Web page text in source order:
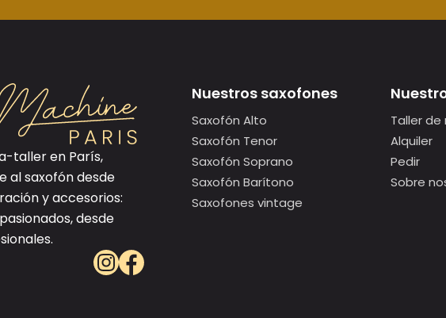
taller en París,
al saxofón desde
y accesorios:
desde
Nuestros saxofones
Saxofón Alto
Saxofón Tenor
Saxofón Soprano
Saxofón Barítono
Saxofones vintage
Taller
Alquiler
Pedir
Sobre